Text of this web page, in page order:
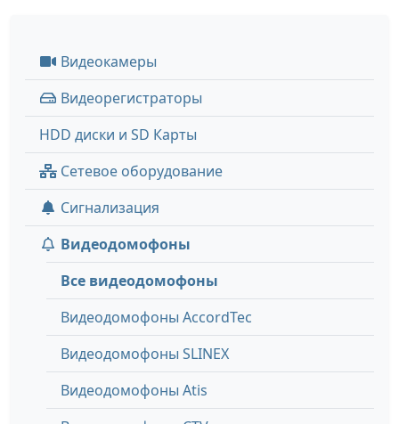
Видеокамеры
Видеорегистраторы
HDD диски и SD Карты
Сетевое оборудование
Сигнализация
Видеодомофоны
Все видеодомофоны
Видеодомофоны AccordTec
Видеодомофоны SLINEX
Видеодомофоны Atis